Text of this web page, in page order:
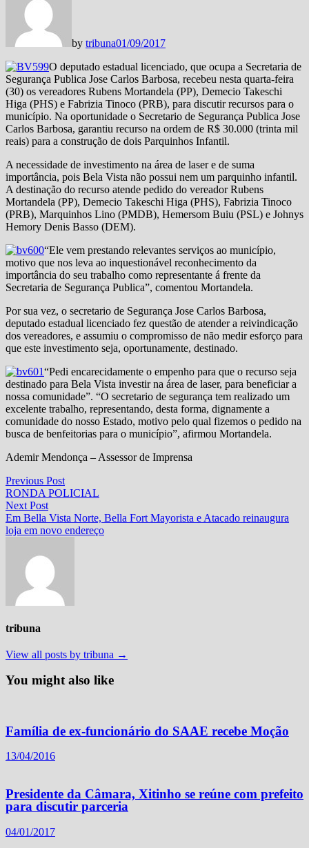
by tribuna01/09/2017
O deputado estadual licenciado, que ocupa a Secretaria de
Segurança Publica Jose Carlos Barbosa, recebeu nesta quarta-feira
(30) os vereadores Rubens Mortandela (PP), Demecio Takeschi
Higa (PHS) e Fabrizia Tinoco (PRB), para discutir recursos para o
município. Na oportunidade o Secretario de Segurança Publica Jose
Carlos Barbosa, garantiu recurso na ordem de R$ 30.000 (trinta mil
reais) para a construção de dois Parquinhos Infantil.
A necessidade de investimento na área de laser e de suma
importância, pois Bela Vista não possui nem um parquinho infantil.
A destinação do recurso atende pedido do vereador Rubens
Mortandela (PP), Demecio Takeschi Higa (PHS), Fabrizia Tinoco
(PRB), Marquinhos Lino (PMDB), Hemersom Buiu (PSL) e Johnys
Hemory Denis Basso (DEM).
“Ele vem prestando relevantes serviços ao município,
motivo que nos leva ao inquestionável reconhecimento da
importância do seu trabalho como representante á frente da
Secretaria de Segurança Publica”, comentou Mortandela.
Por sua vez, o secretario de Segurança Jose Carlos Barbosa,
deputado estadual licenciado fez questão de atender a reivindicação
dos vereadores, e assumiu o compromisso de não medir esforço para
que este investimento seja, oportunamente, destinado.
“Pedi encarecidamente o empenho para que o recurso seja
destinado para Bela Vista investir na área de laser, para beneficiar a
nossa comunidade”. “O secretario de segurança tem realizado um
excelente trabalho, representando, desta forma, dignamente a
comunidade do nosso Estado, motivo pelo qual fizemos o pedido na
busca de benfeitorias para o município”, afirmou Mortandela.
Ademir Mendonça – Assessor de Imprensa
Navegação
de
Post
Previous PostPrevious
post:
RONDA POLICIAL
Next PostNext
post:
Em Bella Vista Norte, Bella Fort Mayorista e Atacado reinaugura
loja em novo endereço
tribuna
View all posts by tribuna →
You might also like
Família de ex-funcionário do SAAE recebe Moção
13/04/2016
Presidente da Câmara, Xitinho se reúne com prefeito
para discutir parceria
04/01/2017